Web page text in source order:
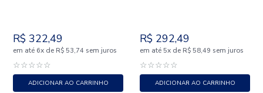
R$ 322,49
em até 6x de R$ 53,74 sem juros
☆☆☆☆☆
ADICIONAR AO CARRINHO
R$ 292,49
em até 5x de R$ 58,49 sem juros
☆☆☆☆☆
ADICIONAR AO CARRINHO